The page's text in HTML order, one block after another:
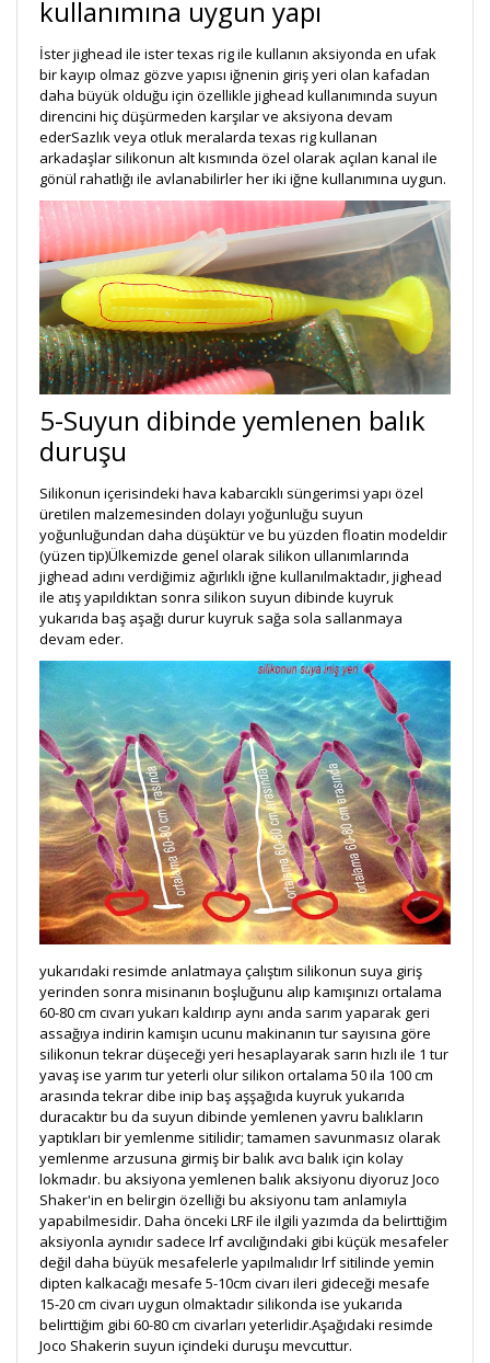
kullanımına uygun yapı
İster jighead ile ister texas rig ile kullanın aksiyonda en ufak
bir kayıp olmaz gözve yapısı iğnenin giriş yeri olan kafadan
daha büyük olduğu için özellikle jighead kullanımında suyun
direncini hiç düşürmeden karşılar ve aksiyona devam
ederSazlık veya otluk meralarda texas rig kullanan
arkadaşlar silikonun alt kısmında özel olarak açılan kanal ile
gönül rahatlığı ile avlanabilirler her iki iğne kullanımına uygun.
5-Suyun dibinde yemlenen balık
duruşu
Silikonun içerisindeki hava kabarcıklı süngerimsi yapı özel
üretilen malzemesinden dolayı yoğunluğu suyun
yoğunluğundan daha düşüktür ve bu yüzden floatin modeldir
(yüzen tip)Ülkemizde genel olarak silikon ullanımlarında
jighead adını verdiğimiz ağırlıklı iğne kullanılmaktadır, jighead
ile atış yapıldıktan sonra silikon suyun dibinde kuyruk
yukarıda baş aşağı durur kuyruk sağa sola sallanmaya
devam eder.
yukarıdaki resimde anlatmaya çalıştım silikonun suya giriş
yerinden sonra misinanın boşluğunu alıp kamışınızı ortalama
60-80 cm cıvarı yukarı kaldırıp aynı anda sarım yaparak geri
assağıya indirin kamışın ucunu makinanın tur sayısına göre
silikonun tekrar düşeceği yeri hesaplayarak sarın hızlı ile 1 tur
yavaş ise yarım tur yeterli olur silikon ortalama 50 ila 100 cm
arasında tekrar dibe inip baş aşşağıda kuyruk yukarıda
duracaktır bu da suyun dibinde yemlenen yavru balıkların
yaptıkları bir yemlenme sitilidir; tamamen savunmasız olarak
yemlenme arzusuna girmiş bir balık avcı balık için kolay
lokmadır. bu aksiyona yemlenen balık aksiyonu diyoruz Joco
Shaker'in en belirgin özelliği bu aksiyonu tam anlamıyla
yapabilmesidir. Daha önceki LRF ile ilgili yazımda da belirttiğim
aksiyonla aynıdır sadece lrf avcılığındaki gibi küçük mesafeler
değil daha büyük mesafelerle yapılmalıdır lrf sitilinde yemin
dipten kalkacağı mesafe 5-10cm civarı ileri gideceği mesafe
15-20 cm civarı uygun olmaktadır silikonda ise yukarıda
belirttiğim gibi 60-80 cm civarları yeterlidir.Aşağıdaki resimde
Joco Shakerin suyun içindeki duruşu mevcuttur.